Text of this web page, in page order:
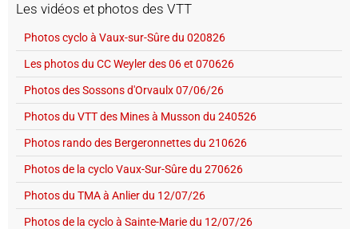
Les vidéos et photos des VTT
Photos cyclo à Vaux-sur-Sûre du 020826
Les photos du CC Weyler des 06 et 070626
Photos des Sossons d'Orvaulx 07/06/26
Photos du VTT des Mines à Musson du 240526
Photos rando des Bergeronnettes du 210626
Photos de la cyclo Vaux-Sur-Sûre du 270626
Photos du TMA à Anlier du 12/07/26
Photos de la cyclo à Sainte-Marie du 12/07/26